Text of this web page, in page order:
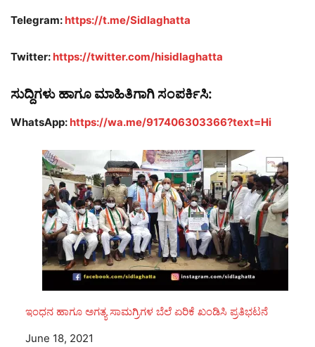
Telegram: https://t.me/Sidlaghatta
Twitter: https://twitter.com/hisidlaghatta
ಸುದ್ದಿಗಳು ಹಾಗೂ ಮಾಹಿತಿಗಾಗಿ ಸಂಪರ್ಕಿಸಿ:
WhatsApp: https://wa.me/917406303366?text=Hi
ಇಂಧನ ಹಾಗೂ ಅಗತ್ಯ ಸಾಮಗ್ರಿಗಳ ಬೆಲೆ ಏರಿಕೆ ಖಂಡಿಸಿ ಪ್ರತಿಭಟನೆ
Date
June 18, 2021